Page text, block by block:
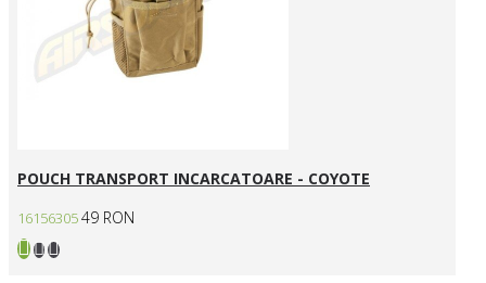
POUCH TRANSPORT INCARCATOARE - COYOTE
1615630549 RON